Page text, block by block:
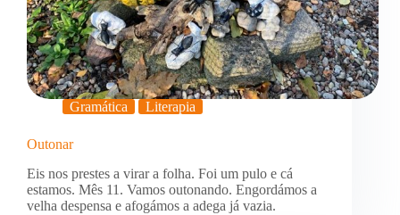
Gramática Literapia
Outonar
Eis nos prestes a virar a folha. Foi um pulo e cá
estamos. Mês 11. Vamos outonando. Engordámos a
velha despensa e afogámos a adega já vazia.